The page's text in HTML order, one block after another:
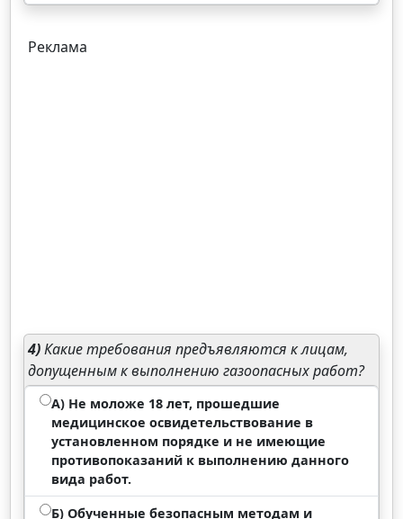
Реклама
4)Какие требования предъявляются к лицам,
допущенным к выполнению газоопасных работ?
А) Не моложе 18 лет, прошедшие
медицинское освидетельствование в
установленном порядке и не имеющие
противопоказаний к выполнению данного
вида работ.
Б) Обученные безопасным методам и